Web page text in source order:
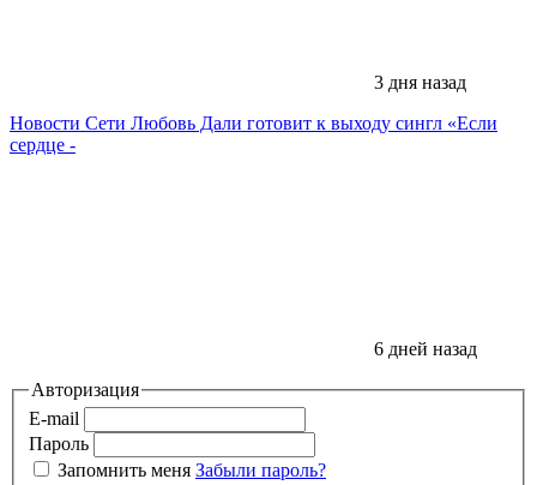
3 дня назад
Новости Сети Любовь Дали готовит к выходу сингл «Если
сердце -
6 дней назад
Авторизация
E-mail
Пароль
Запомнить меня Забыли пароль?